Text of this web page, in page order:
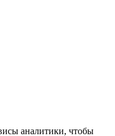
аналитики, чтобы